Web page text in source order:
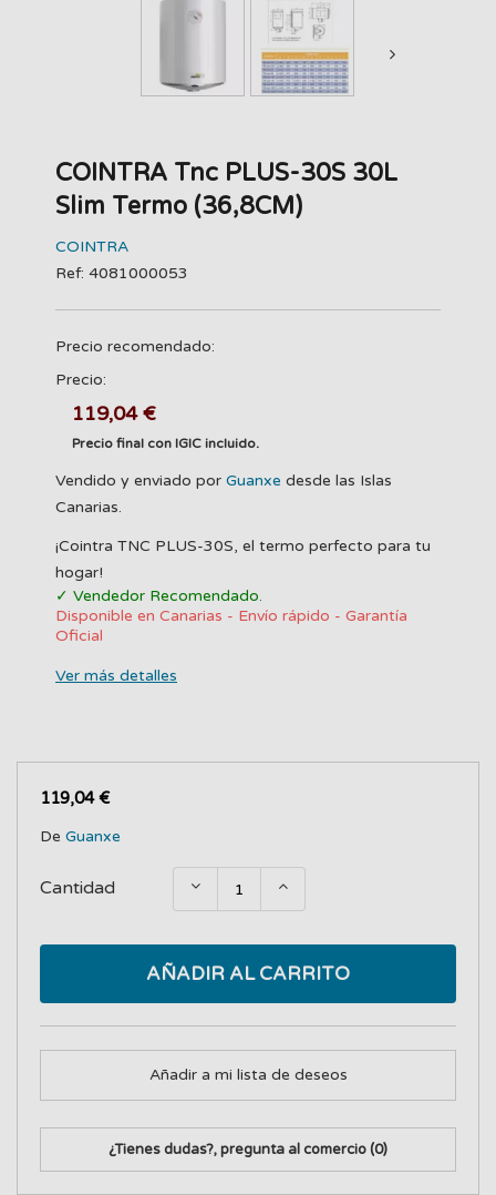
COINTRA Tnc PLUS-30S 30L
Slim Termo (36,8CM)
COINTRA
Ref: 4081000053
Precio recomendado:
Precio:
119,04 €
Precio final con IGIC incluido.
Vendido y enviado por Guanxe desde las Islas
Canarias.
¡Cointra TNC PLUS-30S, el termo perfecto para tu
hogar!
✓ Vendedor Recomendado.
Disponible en Canarias - Envío rápido - Garantía
Oficial
Ver más detalles
119,04 €
De Guanxe
Cantidad
AÑADIR AL CARRITO
Añadir a mi lista de deseos
¿Tienes dudas?, pregunta al comercio(0)